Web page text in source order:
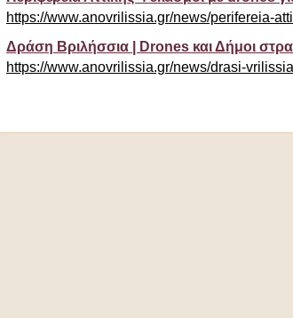
https://www.anovrilissia.gr/news/perifereia-
Δράση Βριλήσσια | Drones και Δήμοι
https://www.anovrilissia.gr/news/drasi-